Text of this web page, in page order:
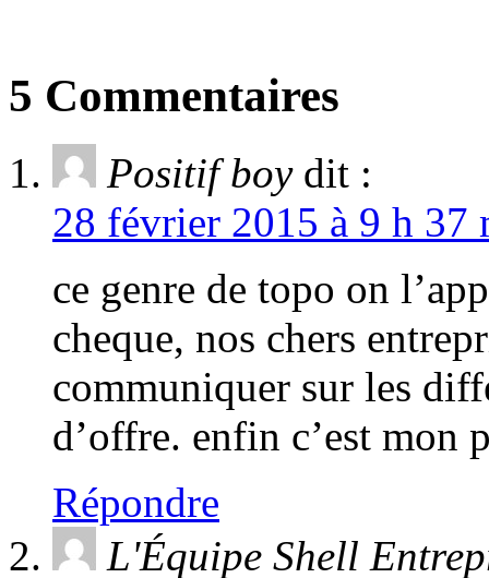
5 Commentaires
Positif boy dit :
28 février 2015 à 9 h 37
ce genre de topo on
cheque, nos chers
communiquer sur les
d’offre. enfin c’est mon
Répondre
L'Équipe Shell